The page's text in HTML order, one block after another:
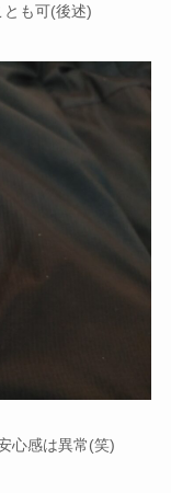
とも可(後述)
心感は異常(笑)